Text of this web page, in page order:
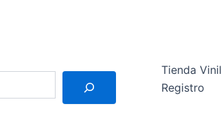
Tienda
Registro